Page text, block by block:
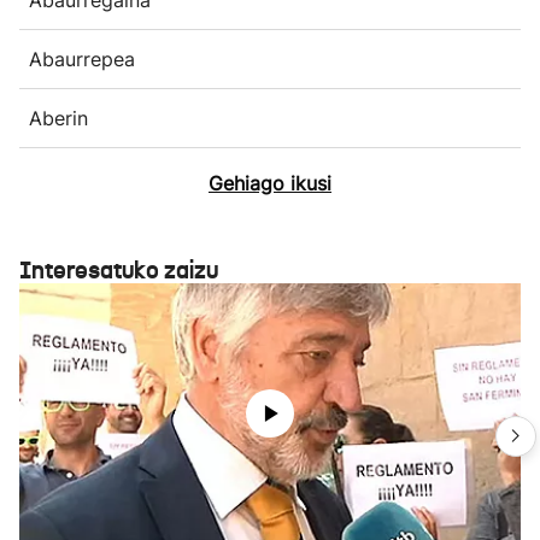
Abaurrepea
Aberin
Gehiago ikusi
Interesatuko zaizu